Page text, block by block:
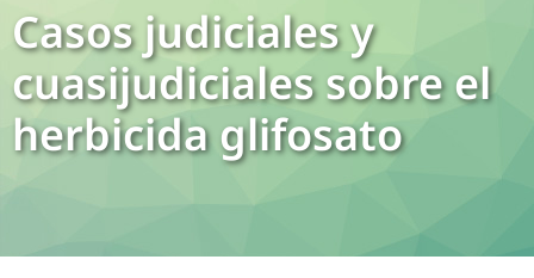
Casos judiciales y
cuasijudiciales sobre el
herbicida glifosato